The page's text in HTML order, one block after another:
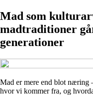
Mad som
madtraditioner
generationer
Mad er mere end blot næring
hvor vi kommer fra, og